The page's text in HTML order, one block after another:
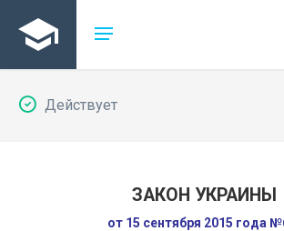
Действует
ЗАКОН УКРАИНЫ
от 15 сентября 2015 года